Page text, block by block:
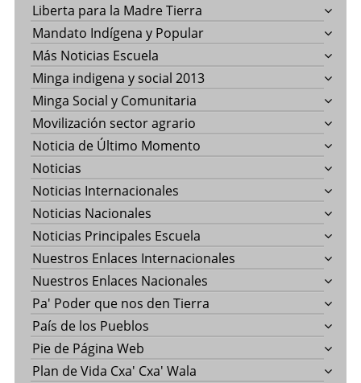
Liberta para la Madre Tierra
Mandato Indígena y Popular
Más Noticias Escuela
Minga indigena y social 2013
Minga Social y Comunitaria
Movilización sector agrario
Noticia de Último Momento
Noticias
Noticias Internacionales
Noticias Nacionales
Noticias Principales Escuela
Nuestros Enlaces Internacionales
Nuestros Enlaces Nacionales
Pa' Poder que nos den Tierra
País de los Pueblos
Pie de Página Web
Plan de Vida Cxa' Cxa' Wala